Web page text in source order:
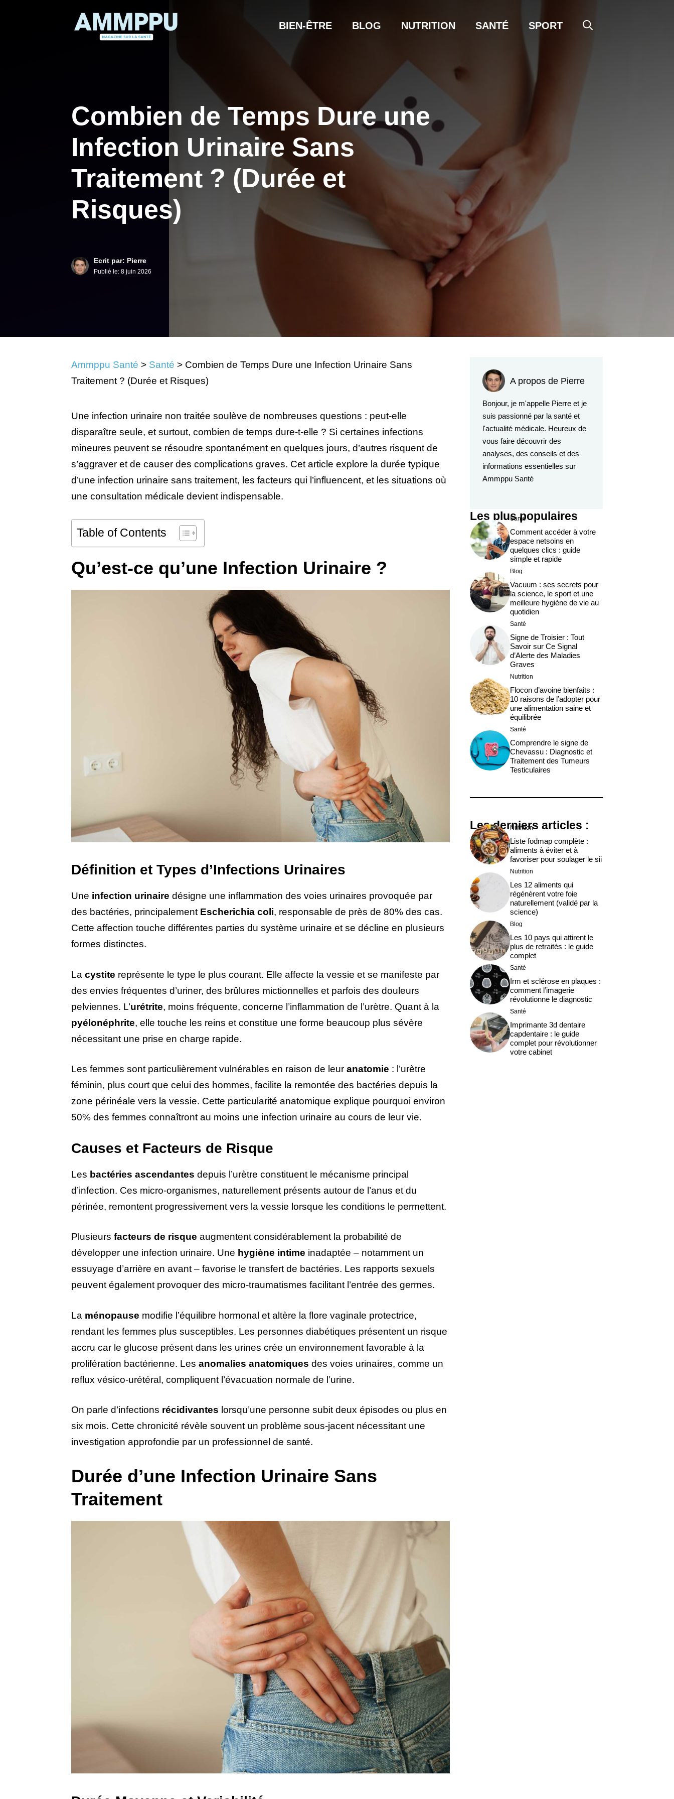
BIEN-ÊTRE BLOG NUTRITION SANTÉ SPORT
Combien de Temps Dure une
Infection Urinaire Sans
Traitement ? (Durée et
Risques)
Ecrit par: Pierre
Publié le: 8 juin 2026
Ammppu Santé > Santé > Combien de Temps Dure une Infection Urinaire Sans
Traitement ? (Durée et Risques)
Une infection urinaire non traitée soulève de nombreuses questions : peut-elle
disparaître seule, et surtout, combien de temps dure-t-elle ? Si certaines infections
mineures peuvent se résoudre spontanément en quelques jours, d’autres risquent de
s’aggraver et de causer des complications graves. Cet article explore la durée typique
d’une infection urinaire sans traitement, les facteurs qui l’influencent, et les situations où
une consultation médicale devient indispensable.
Table of Contents
Qu’est-ce qu’une Infection Urinaire ?
Définition et Types d’Infections Urinaires
Une infection urinaire désigne une inflammation des voies urinaires provoquée par
des bactéries, principalement Escherichia coli, responsable de près de 80% des cas.
Cette affection touche différentes parties du système urinaire et se décline en plusieurs
formes distinctes.
La cystite représente le type le plus courant. Elle affecte la vessie et se manifeste par
des envies fréquentes d’uriner, des brûlures mictionnelles et parfois des douleurs
pelviennes. L’urétrite, moins fréquente, concerne l’inflammation de l’urètre. Quant à la
pyélonéphrite, elle touche les reins et constitue une forme beaucoup plus sévère
nécessitant une prise en charge rapide.
Les femmes sont particulièrement vulnérables en raison de leur anatomie : l’urètre
féminin, plus court que celui des hommes, facilite la remontée des bactéries depuis la
zone périnéale vers la vessie. Cette particularité anatomique explique pourquoi environ
50% des femmes connaîtront au moins une infection urinaire au cours de leur vie.
Causes et Facteurs de Risque
Les bactéries ascendantes depuis l’urètre constituent le mécanisme principal
d’infection. Ces micro-organismes, naturellement présents autour de l’anus et du
périnée, remontent progressivement vers la vessie lorsque les conditions le permettent.
Plusieurs facteurs de risque augmentent considérablement la probabilité de
développer une infection urinaire. Une hygiène intime inadaptée – notamment un
essuyage d’arrière en avant – favorise le transfert de bactéries. Les rapports sexuels
peuvent également provoquer des micro-traumatismes facilitant l’entrée des germes.
La ménopause modifie l’équilibre hormonal et altère la flore vaginale protectrice,
rendant les femmes plus susceptibles. Les personnes diabétiques présentent un risque
accru car le glucose présent dans les urines crée un environnement favorable à la
prolifération bactérienne. Les anomalies anatomiques des voies urinaires, comme un
reflux vésico-urétéral, compliquent l’évacuation normale de l’urine.
On parle d’infections récidivantes lorsqu’une personne subit deux épisodes ou plus en
six mois. Cette chronicité révèle souvent un problème sous-jacent nécessitant une
investigation approfondie par un professionnel de santé.
Durée d’une Infection Urinaire Sans
Traitement
A propos de Pierre
Bonjour, je m'appelle Pierre et je
suis passionné par la santé et
l'actualité médicale. Heureux de
vous faire découvrir des
analyses, des conseils et des
informations essentielles sur
Ammppu Santé
Les plus populaires
Santé
Comment accéder à votre
espace netsoins en
quelques clics : guide
simple et rapide
Blog
Vacuum : ses secrets pour
la science, le sport et une
meilleure hygiène de vie au
quotidien
Santé
Signe de Troisier : Tout
Savoir sur Ce Signal
d’Alerte des Maladies
Graves
Nutrition
Flocon d’avoine bienfaits :
10 raisons de l’adopter pour
une alimentation saine et
équilibrée
Santé
Comprendre le signe de
Chevassu : Diagnostic et
Traitement des Tumeurs
Testiculaires
Les derniers articles :
Nutrition
Liste fodmap complète :
aliments à éviter et à
favoriser pour soulager le sii
Nutrition
Les 12 aliments qui
régénèrent votre foie
naturellement (validé par la
science)
Blog
Les 10 pays qui attirent le
plus de retraités : le guide
complet
Santé
Irm et sclérose en plaques :
comment l’imagerie
révolutionne le diagnostic
Santé
Imprimante 3d dentaire
capdentaire : le guide
complet pour révolutionner
votre cabinet